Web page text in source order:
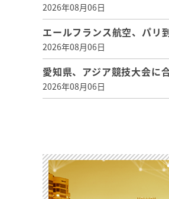
2026年08月06日
エールフランス航空、パリ
2026年08月06日
愛知県、アジア競技大会に
2026年08月06日